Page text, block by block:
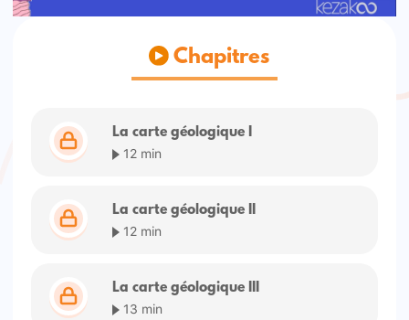
Chapitres
La carte géologique I
12 min
La carte géologique II
12 min
La carte géologique III
13 min